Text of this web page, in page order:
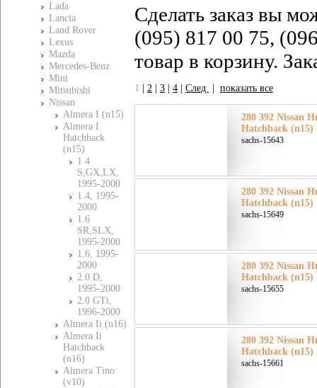
Lada
Lancia
Land Rover
Lexus
Mazda
Mercedes-Benz
Mini
Mitsubishi
Nissan
Almera I (n15)
Almera I
Hatchback
(n15)
1.4
S,GX,LX,
1995-2000
1.4, 1995-
2000
1.6
SR,SLX,
1995-2000
1.6, 1995-
2000
2.0 D,
1995-2000
2.0 GTi,
1996-2000
Almera Ii (n16)
Almera Ii
Hatchback
(n16)
Almera Tino
(v10)
Сделать заказ вы
(095) 817 00 75,
товар в корзину.
1 2 3 4 След показать все
280 392 Nissan
Hatchback (n15)
sachs-15643
280 392 Nissan
Hatchback (n15)
sachs-15649
280 392 Nissan
Hatchback (n15)
sachs-15655
280 392 Nissan
Hatchback (n15)
sachs-15661